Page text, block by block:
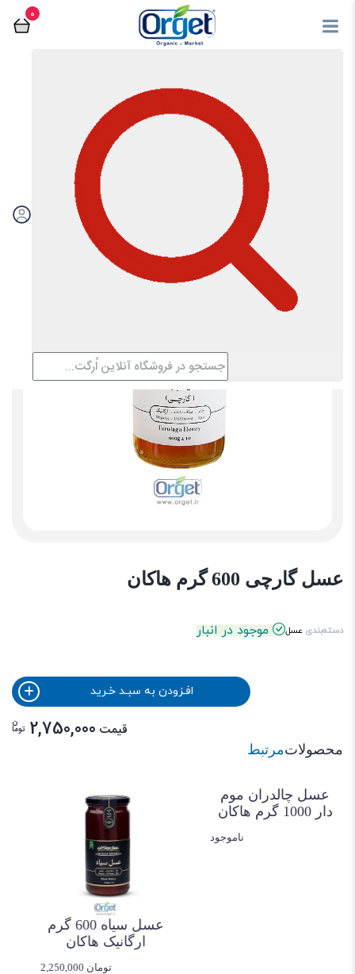
0
فروشگاه آنلاین اُرگت
عسل گارچی 600 گرم هاکان
دسته‌بندی عسل موجود در انبار
افـزودن به سبـد خـرید
قیمت 2,750,000 توما
ن
محصولاتمرتبط
عسل سیاه 600 گرم
ارگانیک هاکان
2,250,000 تومان
عسل چالدران موم
دار 1000 گرم هاکان
ناموجود